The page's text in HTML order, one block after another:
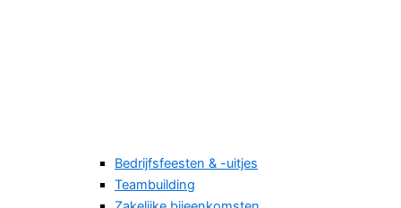
Bedrijfsfeesten & -uitjes
Teambuilding